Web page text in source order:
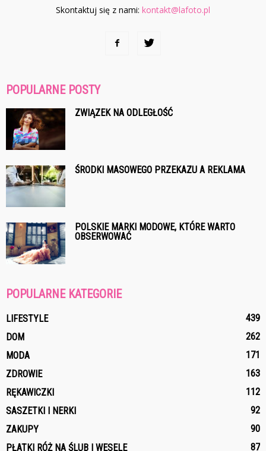
Skontaktuj się z nami: kontakt@lafoto.pl
POPULARNE POSTY
ZWIĄZEK NA ODLEGŁOŚĆ
ŚRODKI MASOWEGO PRZEKAZU A REKLAMA
POLSKIE MARKI MODOWE, KTÓRE WARTO
OBSERWOWAĆ
POPULARNE KATEGORIE
LIFESTYLE
439
DOM
262
MODA
171
ZDROWIE
163
RĘKAWICZKI
112
SASZETKI I NERKI
92
ZAKUPY
90
PŁATKI RÓŻ NA ŚLUB I WESELE
87